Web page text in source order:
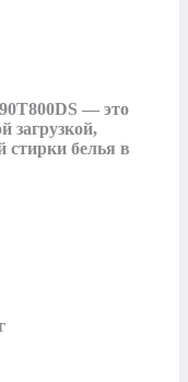
— это
загрузкой,
стирки белья в